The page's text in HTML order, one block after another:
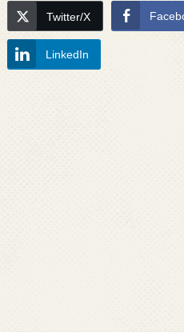
Twitter/X
LinkedIn